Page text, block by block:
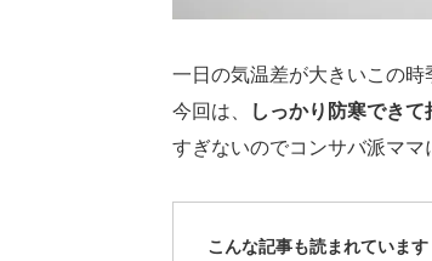
一日の気温差が大きいこの
今回は、
しっかり防寒でき
すぎないのでコンサバ派ママ
こんな記事も読まれています